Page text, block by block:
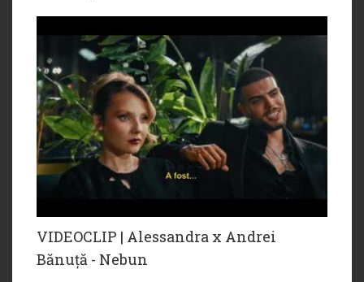
VIDEOCLIP | Alessandra x Andrei
Bănuță - Nebun